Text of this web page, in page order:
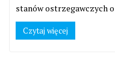
stanów ostrzegawczych
Czytaj więcej